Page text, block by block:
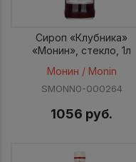
Сироп «Клубника»
«Монин», стекло, 1л
Монин / Monin
SMONN0-000264
1056 руб.